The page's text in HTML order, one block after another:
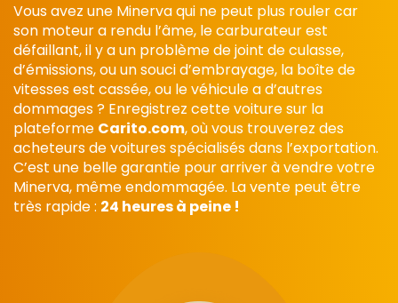
Vous avez une Minerva qui ne peut plus rouler car
son moteur a rendu l’âme, le carburateur est
défaillant, il y a un problème de joint de culasse,
d’émissions, ou un souci d’embrayage, la boîte de
vitesses est cassée, ou le véhicule a d’autres
dommages ? Enregistrez cette voiture sur la
plateforme Carito.com, où vous trouverez des
acheteurs de voitures spécialisés dans l’exportation.
C’est une belle garantie pour arriver à vendre votre
Minerva, même endommagée. La vente peut être
très rapide : 24 heures à peine !